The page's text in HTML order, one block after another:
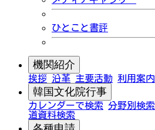
ひとこと書評
機関紹介
挨拶 沿革 主要活動 利用案内
韓国文化院行事
カレンダーで検索 分野別検索
道資料検索